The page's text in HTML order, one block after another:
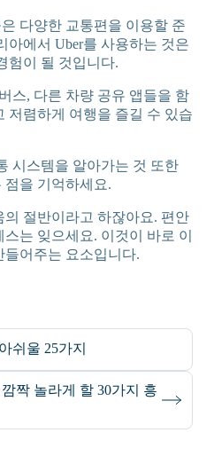
다양한 교통편을 이용할 준
아에서 Uber를 사용하는 것은
험이 될 것입니다.
스, 다른 차량 공유 앱들을 함
저렴하게 여행을 즐길 수 있습
시스템을 알아가는 것 또한
점을 기억하세요.
절반이라고 하잖아요. 편안
는 잊으세요. 이것이 바로 이
어주는 요소입니다.
쉬울 25가지
짝 놀라게 할 30가지 흥